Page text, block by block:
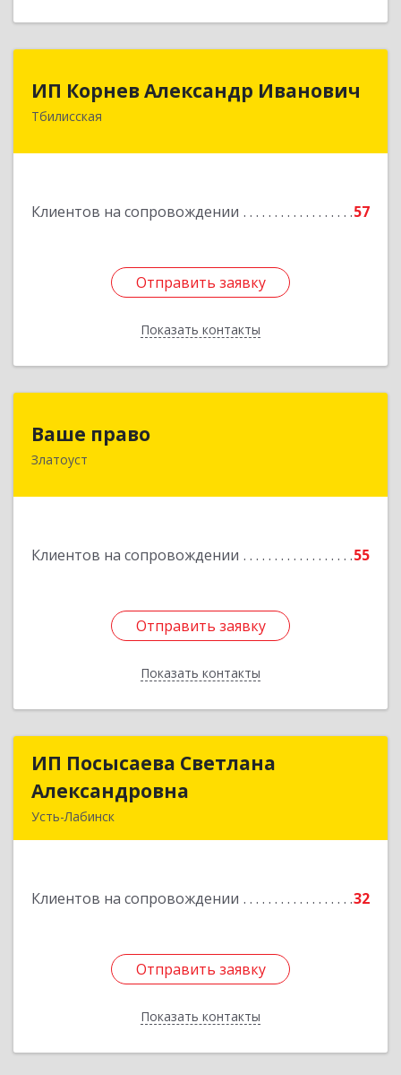
ИП Корнев Александр Иванович
Тбилисская
Клиентов на сопровождении 57
Отправить заявку
Показать контакты
352360, Краснодарский край, Тбилисский р-н,
Отправить заявку
Назад
Ваше право
Златоуст
Клиентов на сопровождении 55
Отправить заявку
Показать контакты
Отправить заявку
Назад
ИП Посысаева Светлана
Александровна
Усть-Лабинск
Клиентов на сопровождении 32
Отправить заявку
Показать контакты
ИП Посысаева Светлана
Подробнее
Отправить заявку
Назад